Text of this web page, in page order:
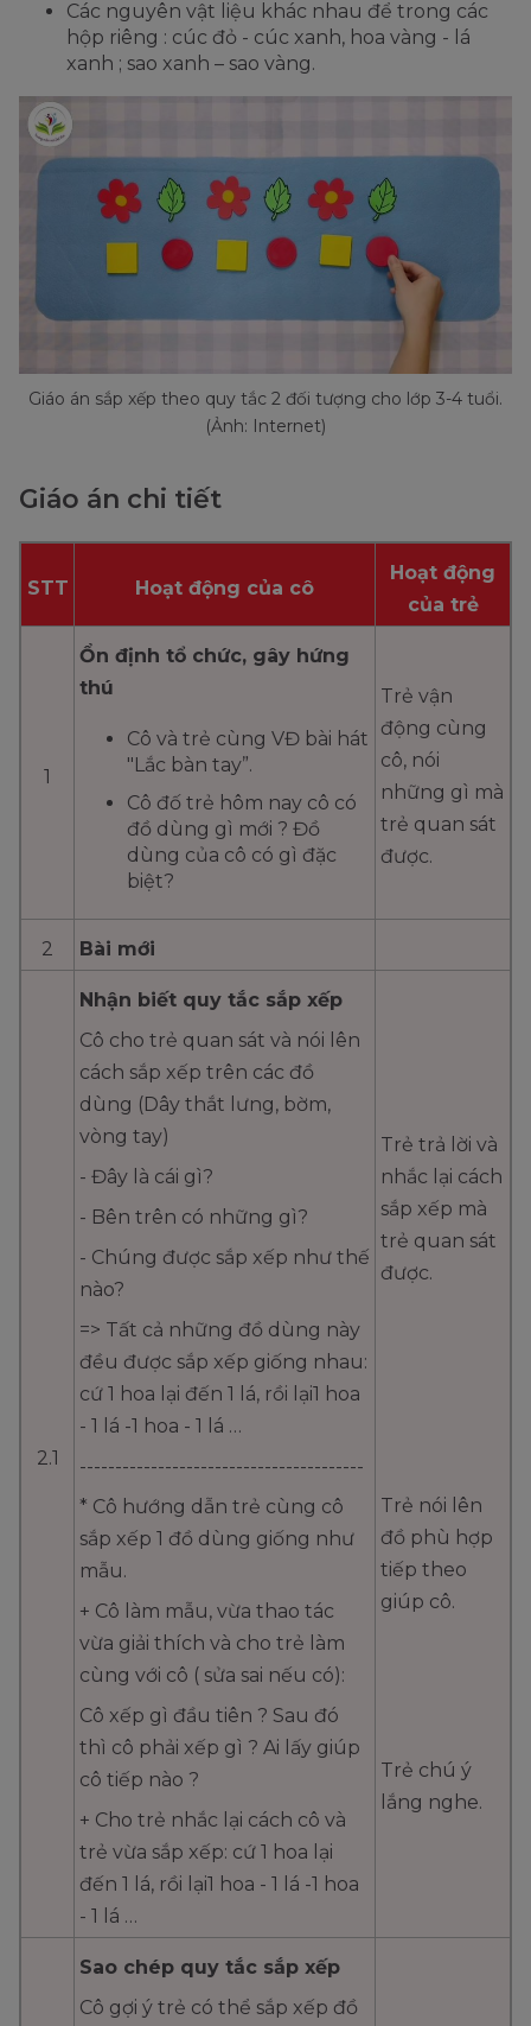
Các nguyên vật liệu khác nhau để trong các
hộp riêng : cúc đỏ - cúc xanh, hoa vàng - lá
xanh ; sao xanh – sao vàng.
Giáo án sắp xếp theo quy tắc 2 đối tượng cho lớp 3-4 tuổi.
(Ảnh: Internet)
Giáo án chi tiết
STT Hoạt động của cô
Hoạt động
của trẻ
1
Ổn định tổ chức, gây hứng
thú
Cô và trẻ cùng VĐ bài hát
"Lắc bàn tay”.
Cô đố trẻ hôm nay cô có
đồ dùng gì mới ? Đồ
dùng của cô có gì đặc
biệt?
Trẻ vận
động cùng
cô, nói
những gì mà
trẻ quan sát
được.
2 Bài mới
2.1
Nhận biết quy tắc sắp xếp
Cô cho trẻ quan sát và nói lên
cách sắp xếp trên các đồ
dùng (Dây thắt lưng, bờm,
vòng tay)
- Đây là cái gì?
- Bên trên có những gì?
- Chúng được sắp xếp như thế
nào?
=> Tất cả những đồ dùng này
đều được sắp xếp giống nhau:
cứ 1 hoa lại đến 1 lá, rồi lại1 hoa
- 1 lá -1 hoa - 1 lá …
----------------------------------------
* Cô hướng dẫn trẻ cùng cô
sắp xếp 1 đồ dùng giống như
mẫu.
+ Cô làm mẫu, vừa thao tác
vừa giải thích và cho trẻ làm
cùng với cô ( sửa sai nếu có):
Cô xếp gì đầu tiên ? Sau đó
thì cô phải xếp gì ? Ai lấy giúp
cô tiếp nào ?
+ Cho trẻ nhắc lại cách cô và
trẻ vừa sắp xếp: cứ 1 hoa lại
đến 1 lá, rồi lại1 hoa - 1 lá -1 hoa
- 1 lá …
Trẻ trả lời và
nhắc lại cách
sắp xếp mà
trẻ quan sát
được.
Trẻ nói lên
đồ phù hợp
tiếp theo
giúp cô.
Trẻ chú ý
lắng nghe.
Sao chép quy tắc sắp xếp
Cô gợi ý trẻ có thể sắp xếp đồ